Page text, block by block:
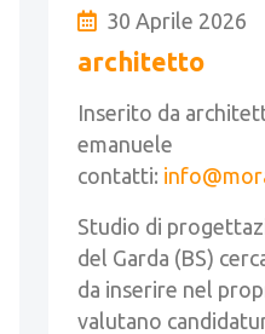
30 Aprile 2026
architetto
Inserito da
emanuele
contatti:
Studio di
del Garda (BS)
da inserire nel
valutano